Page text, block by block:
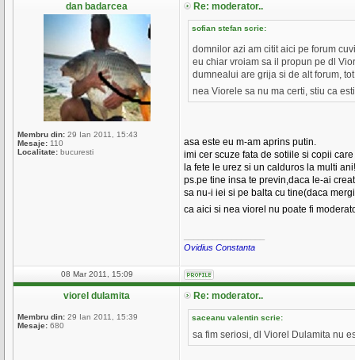
dan badarcea
Membru din: 29 Ian 2011, 15:43
Mesaje: 110
Localitate: bucuresti
Re: moderator..
sofian stefan scrie:
domnilor azi am citit aici pe forum
eu chiar vroiam sa il propun pe dl
dumnealui are grija si de alt forum,
nea Viorele sa nu ma certi, stiu ca
asa este eu m-am aprins putin.
imi cer scuze fata de sotiile si copii
la fete le urez si un calduros la multi
ps.pe tine insa te previn,daca le-ai
sa nu-i iei si pe balta cu tine(daca
ca aici si nea viorel nu poate fi
Ovidius Constanta
08 Mar 2011, 15:09
viorel dulamita
Membru din: 29 Ian 2011, 15:39
Mesaje: 680
Re: moderator..
saceanu valentin scrie:
sa fim seriosi, dl Viorel Dulamita nu